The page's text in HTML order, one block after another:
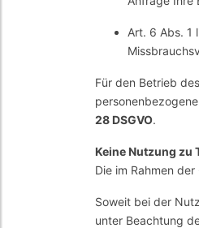
Art. 6 Abs. 1
Für den Betrieb
28 DSGVO.
Keine Nutzung zu
Die im Rahmen
Soweit bei der
unter Beachtung